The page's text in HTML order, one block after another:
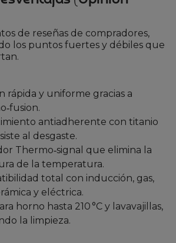
de reseñas de compradores,
los puntos fuertes y débiles que
rápida y uniforme gracias a
antiadherente con titanio
al desgaste.
Thermo‑signal que elimina la
de la temperatura.
total con inducción, gas,
y eléctrica.
horno hasta 210 °C y lavavajillas,
la limpieza.